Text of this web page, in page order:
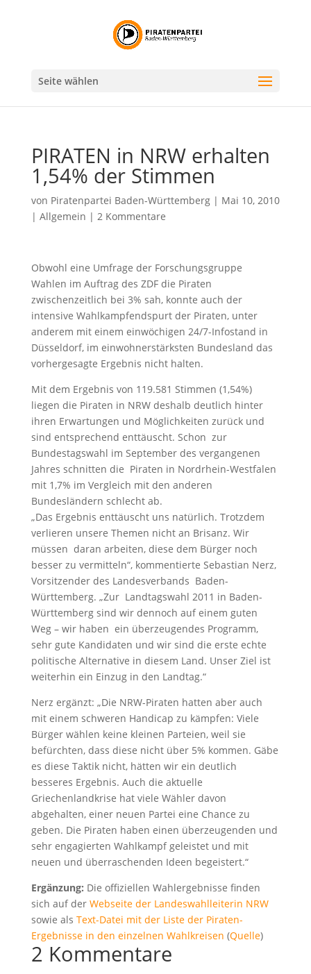
Seite wählen
PIRATEN in NRW erhalten
1,54% der Stimmen
von Piratenpartei Baden-Württemberg| Mai 10, 2010
| Allgemein | 2 Kommentare
Obwohl eine Umfrage der Forschungsgruppe
Wahlen im Auftrag des ZDF die Piraten
zwischenzeitlich bei 3% sah, konnte auch der
intensive Wahlkampfendspurt der Piraten, unter
anderem mit einem einwöchigen 24/7-Infostand in
Düsseldorf, im einwohnerstärksten Bundesland das
vorhergesagte Ergebnis nicht halten.
Mit dem Ergebnis von 119.581 Stimmen (1,54%)
liegen die Piraten in NRW deshalb deutlich hinter
ihren Erwartungen und Möglichkeiten zurück und
sind entsprechend enttäuscht. Schon zur
Bundestagswahl im September des vergangenen
Jahres schnitten die Piraten in Nordrhein-Westfalen
mit 1,7% im Vergleich mit den anderen
Bundesländern schlecht ab.
„Das Ergebnis enttäuscht uns natürlich. Trotzdem
verlieren unsere Themen nicht an Brisanz. Wir
müssen daran arbeiten, diese dem Bürger noch
besser zu vermitteln“, kommentierte Sebastian Nerz,
Vorsitzender des Landesverbands Baden-
Württemberg. „Zur Landtagswahl 2011 in Baden-
Württemberg sind wir dennoch auf einem guten
Weg – wir haben ein überzeugendes Programm,
sehr gute Kandidaten und wir sind die erste echte
politische Alternative in diesem Land. Unser Ziel ist
weiterhin ein Einzug in den Landtag.“
Nerz ergänzt: „Die NRW-Piraten hatten aber auch
mit einem schweren Handicap zu kämpfen: Viele
Bürger wählen keine kleinen Parteien, weil sie
befürchten, dass diese nicht über 5% kommen. Gäbe
es diese Taktik nicht, hätten wir ein deutlich
besseres Ergebnis. Auch die aktuelle
Griechenlandkrise hat viele Wähler davon
abgehalten, einer neuen Partei eine Chance zu
geben. Die Piraten haben einen überzeugenden und
sehr engagierten Wahlkampf geleistet und mit
neuen und überraschenden Ideen begeistert.“
Ergänzung: Die offiziellen Wahlergebnisse finden
sich auf der Webseite der Landeswahlleiterin NRW
sowie als Text-Datei mit der Liste der Piraten-
Ergebnisse in den einzelnen Wahlkreisen (Quelle)
2 Kommentare